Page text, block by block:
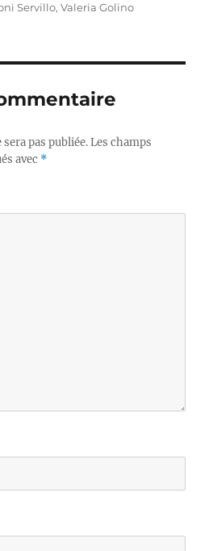
Servillo,Valeria Golino
pas publiée. Les champs
avec *